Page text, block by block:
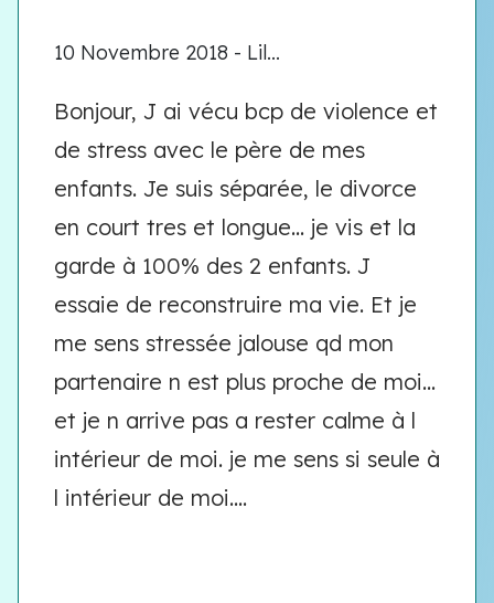
10 Novembre 2018 - Lil...
Bonjour, J ai vécu bcp de violence et
de stress avec le père de mes
enfants. Je suis séparée, le divorce
en court tres et longue... je vis et la
garde à 100% des 2 enfants. J
essaie de reconstruire ma vie. Et je
me sens stressée jalouse qd mon
partenaire n est plus proche de moi...
et je n arrive pas a rester calme à l
intérieur de moi. je me sens si seule à
l intérieur de moi....